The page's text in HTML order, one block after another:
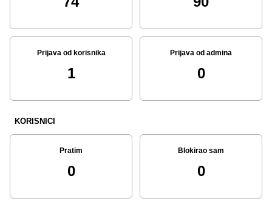
Prijava od korisnika
1
Prijava od admina
0
KORISNICI
Pratim
0
Blokirao sam
0